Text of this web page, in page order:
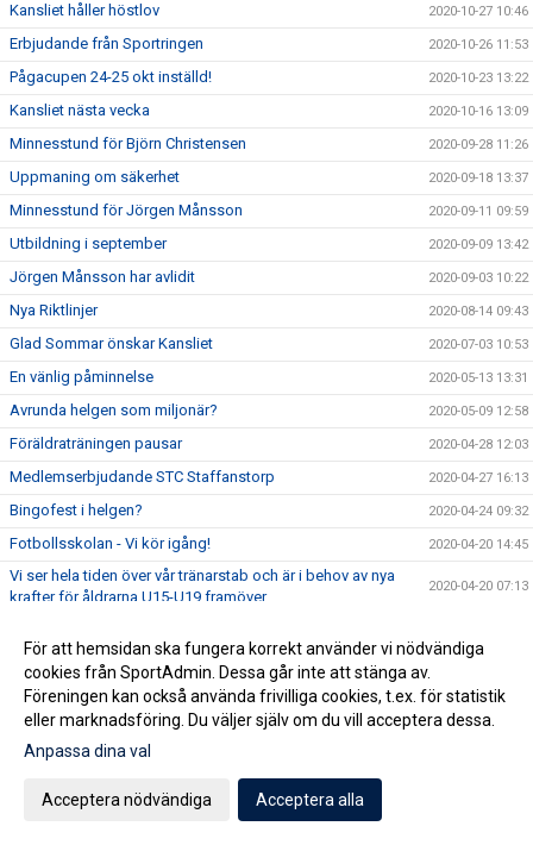
Kansliet håller höstlov 2020-10-27 10:46
Erbjudande från Sportringen 2020-10-26 11:53
Pågacupen 24-25 okt inställd! 2020-10-23 13:22
Kansliet nästa vecka 2020-10-16 13:09
Minnesstund för Björn Christensen 2020-09-28 11:26
Uppmaning om säkerhet 2020-09-18 13:37
Minnesstund för Jörgen Månsson 2020-09-11 09:59
Utbildning i september 2020-09-09 13:42
Jörgen Månsson har avlidit 2020-09-03 10:22
Nya Riktlinjer 2020-08-14 09:43
Glad Sommar önskar Kansliet 2020-07-03 10:53
En vänlig påminnelse 2020-05-13 13:31
Avrunda helgen som miljonär? 2020-05-09 12:58
Föräldraträningen pausar 2020-04-28 12:03
Medlemserbjudande STC Staffanstorp 2020-04-27 16:13
Bingofest i helgen? 2020-04-24 09:32
Fotbollsskolan - Vi kör igång! 2020-04-20 14:45
Vi ser hela tiden över vår tränarstab och är i behov av nya
krafter för åldrarna U15-U19 framöver.
2020-04-20 07:13
United!
Tjejcupen 2020 är tyvärr inställd! 2020-04-16 16:24
Virtuellt inträde 2020 2020-04-16 12:01
NYHET! Digitala Bingolotter!
Uppdatering gällande träningar och träningsmatcher
För att hemsidan ska fungera korrekt använder vi nödvändiga
cookies från SportAdmin. Dessa går inte att stänga av.
Föreningen kan också använda frivilliga cookies, t.ex. för statistik
eller marknadsföring. Du väljer själv om du vill acceptera dessa.
Anpassa dina val
Acceptera nödvändiga Acceptera alla